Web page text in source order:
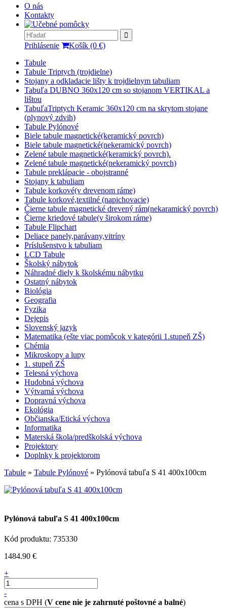
O nás
Kontakty
Prihlásenie
Košík (0 €)
Tabule
Tabule Triptych (trojdielne)
Stojany a odkladacie lišty k trojdielnym tabuliam
Tabuľa DUBNO 360x120 cm so stojanom VERTIKAL a
lištou
TabuľaTriptych Keramic 360x120 cm na skrytom stojane
(plynový zdvih)
Tabule Pylónové
Biele tabule magnetické(keramický povrch)
Biele tabule magnetické(nekeramický povrch)
Zelené tabule magnetické(keramický povrch).
Zelené tabule magnetické(nekeramický povrch)
Tabule preklápacie - obojstranné
Stojany k tabuliam
Tabule korkové(v drevenom ráme)
Tabule korkové,textilné (napichovacie)
Čierne tabule magnetické drevený rám(nekaramický povrch)
Čierne kriedové tabule(v širokom ráme)
Tabule Flipchart
Deliace panely,parávany,vitríny
Príslušenstvo k tabuliam
LCD Tabule
Školský nábytok
Náhradné diely k školskému nábytku
Ostatný nábytok
Biológia
Geografia
Fyzika
Dejepis
Slovenský jazyk
Matematika (ešte viac pomôcok v kategórii 1.stupeň ZŠ)
Chémia
Mikroskopy a lupy
1. stupeň ZŠ
Telesná výchova
Hudobná výchova
Výtvarná výchova
Dopravná výchova
Ekológia
Občianska/Etická výchova
Informatika
Materská škola/predškolská výchova
Projektory
Doplnky k projektorom
Tabule » Tabule Pylónové » Pylónová tabuľa S 41 400x100cm
Pylónová tabuľa S 41 400x100cm
Kód produktu: 735330
1484.90 €
+
-
cena s DPH (V cene nie je zahrnuté poštovné a balné)